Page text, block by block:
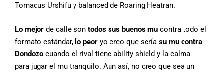
Tornadus Urshifu y balanced de Roaring Heatran.
Lo mejor de calle son todos sus buenos mu contra todo el
formato estándar, lo peor yo creo que sería su mu contra
Dondozo cuando el rival tiene ability shield y la calma
para jugar el mu tranquilo. Aun así, no creo que sea un